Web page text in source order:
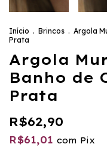
Início . Brincos . Argola
Prata
Argola
Banho de
Prata
R$62,90
R$61,01 com Pix